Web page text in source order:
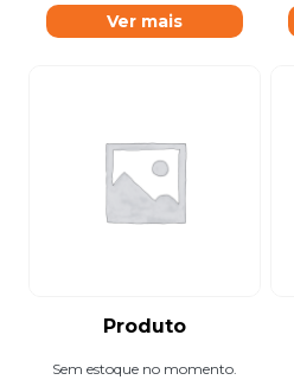
Ver mais
Produto
Sem estoque no momento.